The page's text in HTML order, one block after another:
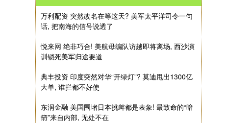
万利配资 突然改名在等这天? 美军太平洋司令一句
话, 把南海的信号说透了
悦来网 绝非巧合! 美航母编队访越即将离场, 西沙演
训锁死美军归途要道
典丰投资 印度突然对华“开绿灯”? 莫迪甩出1300亿
大单, 谁拦都不好使
东润金融 美国围堵日本挑衅都是表象! 最致命的“暗
箭”来自内部, 无处不在